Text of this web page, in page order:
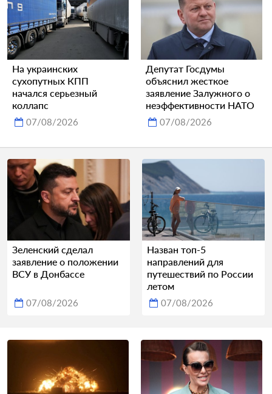
На украинских
сухопутных КПП
начался серьезный
коллапс
07/08/2026
Депутат Госдумы
объяснил жесткое
заявление Залужного о
неэффективности НАТО
07/08/2026
Зеленский сделал
заявление о положении
ВСУ в Донбассе
07/08/2026
Назван топ-5
направлений для
путешествий по России
летом
07/08/2026